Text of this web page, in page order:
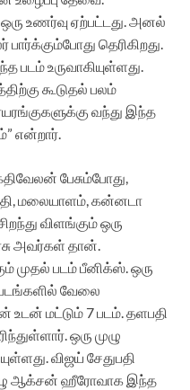
உணர்வு ஏற்பட்டது. அனல்
தெரிகிறது.
படம் உருவாகியுள்ளது.
கூடுதல் பலம்
வந்து இந்த
என்றார்.
பேசும்போது,
மலையாளம், கன்னடா
விளங்கும் ஒரு
அவர்கள் தான்.
முதல் படம் பீனிக்ஸ். ஒரு
படங்களில் வேலை
மட்டும் 7 படம். தளபதி
ஒரு முழு
விஜய் சேதுபதி
ஆக்சன் ஹீரோவாக இந்த